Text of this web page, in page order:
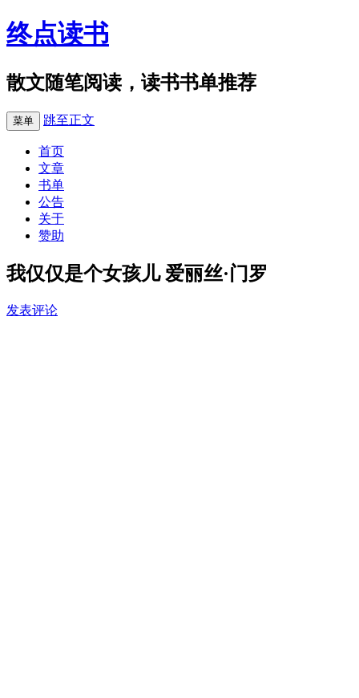
终点读书
散文随笔阅读，读书书单推荐
菜单 跳至正文
首页
文章
书单
公告
关于
赞助
我仅仅是个女孩儿 爱丽丝·门罗
发表评论